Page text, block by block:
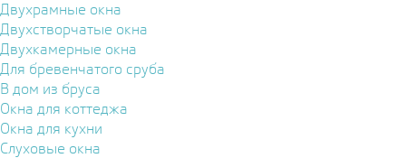
Двухрамные окна
Двухстворчатые окна
Двухкамерные окна
Для бревенчатого сруба
В дом из бруса
Окна для коттеджа
Окна для кухни
Слуховые окна